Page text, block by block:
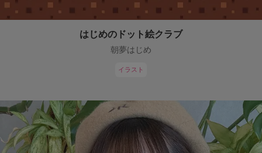
はじめのドット絵クラブ
朝夢はじめ
イラスト